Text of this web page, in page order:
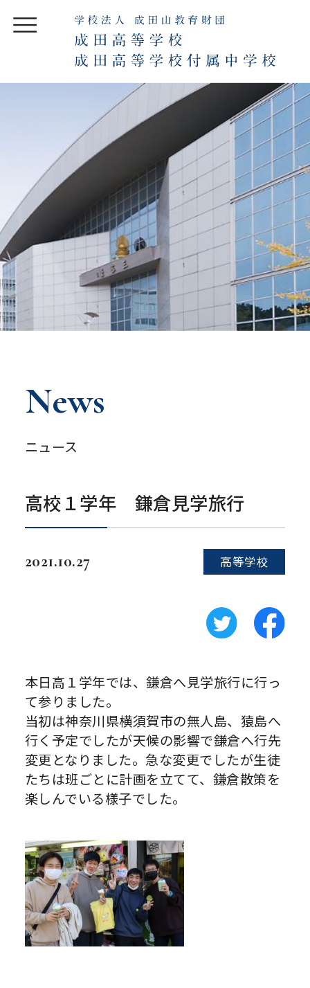
News
ニュース
高校１学年 鎌倉見学旅行
2021.10.27 高等学校
本日高１学年では、鎌倉へ見学旅行に行っ
て参りました。
当初は神奈川県横須賀市の無人島、猿島へ
行く予定でしたが天候の影響で鎌倉へ行先
変更となりました。急な変更でしたが生徒
たちは班ごとに計画を立てて、鎌倉散策を
楽しんでいる様子でした。